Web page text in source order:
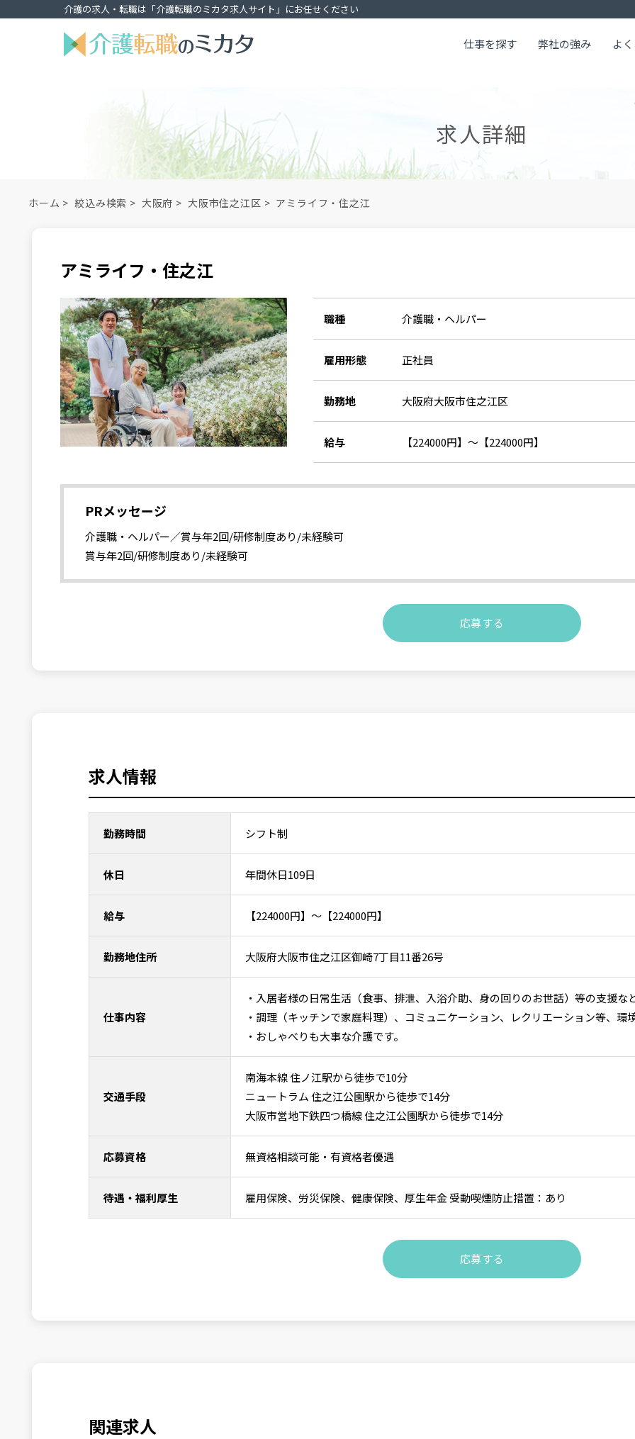
介護の求人・転職は「介護転職のミカタ求人サイト」にお任せください
仕事を探す 弊社の強み よ
求人詳細
ホーム > 絞込み検索 > 大阪府 > 大阪市住之江区 > アミライフ・住之江
アミライフ・住之江
職種 介護職・ヘルパー
雇用形態 正社員
勤務地 大阪府大阪市住之江区
給与 【224000円】〜【224000円】
PRメッセージ
介護職・ヘルパー／賞与年2回/研修制度あり/未経験可
賞与年2回/研修制度あり/未経験可
応募する
求人情報
勤務時間 シフト制
休日 年間休日109日
給与 【224000円】〜【224000円】
勤務地住所 大阪府大阪市住之江区御崎7丁目11番26号
仕事内容
・入居者様の日常生活（食事、排泄、入浴介助、身の回りのお世話）等の支援な
・調理（キッチンで家庭料理）、コミュニケーション、レクリエーション等、環
・おしゃべりも大事な介護です。
交通手段
南海本線 住ノ江駅から徒歩で10分
ニュートラム 住之江公園駅から徒歩で14分
大阪市営地下鉄四つ橋線 住之江公園駅から徒歩で14分
応募資格 無資格相談可能・有資格者優遇
待遇・福利厚生 雇用保険、労災保険、健康保険、厚生年金 受動喫煙防止措置：あり
応募する
関連求人